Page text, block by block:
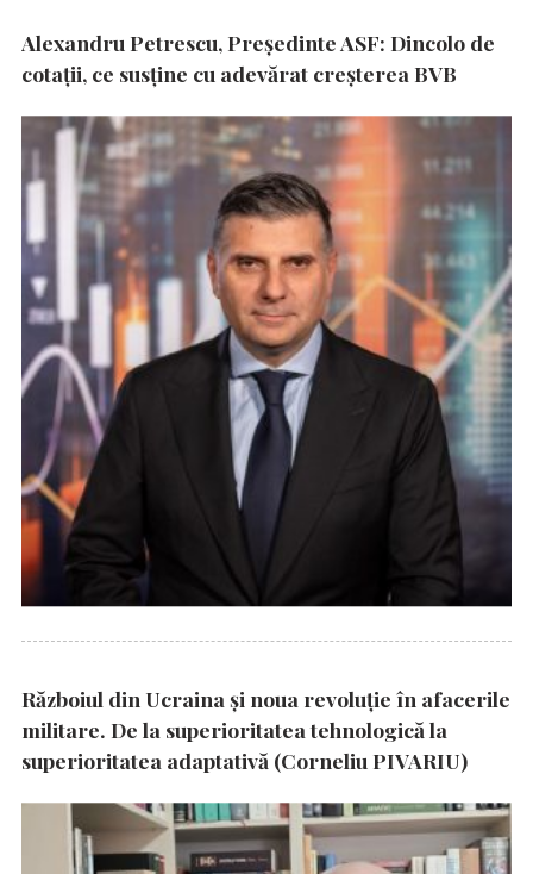
Alexandru Petrescu, Președinte ASF: Dincolo de
cotații, ce susține cu adevărat creșterea BVB
Războiul din Ucraina și noua revoluție în afacerile
militare. De la superioritatea tehnologică la
superioritatea adaptativă (Corneliu PIVARIU)